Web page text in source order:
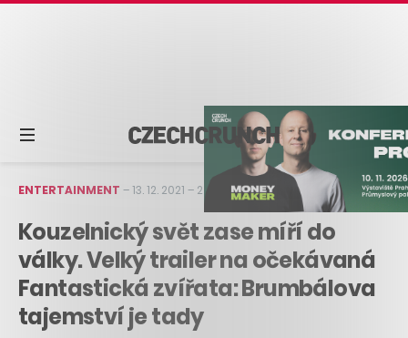
ENTERTAINMENT –13. 12. 2021 – 2 min čtení
Kouzelnický svět zase míří do
války. Velký trailer na očekávaná
Fantastická zvířata: Brumbálova
tajemství je tady